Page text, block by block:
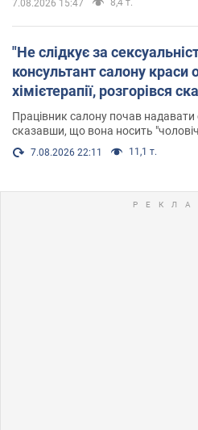
7.08.2026 15:47 8,4 т.
"Не слідкує за
консультант салону краси
хімієтерапії, розгорівся
Працівник салону почав надавати
сказавши, що вона носить
7.08.2026 22:11 11,1 т.